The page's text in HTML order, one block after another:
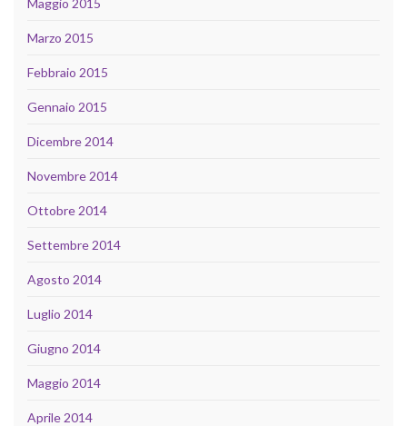
Marzo 2015
Febbraio 2015
Gennaio 2015
Dicembre 2014
Novembre 2014
Ottobre 2014
Settembre 2014
Agosto 2014
Luglio 2014
Giugno 2014
Maggio 2014
Aprile 2014